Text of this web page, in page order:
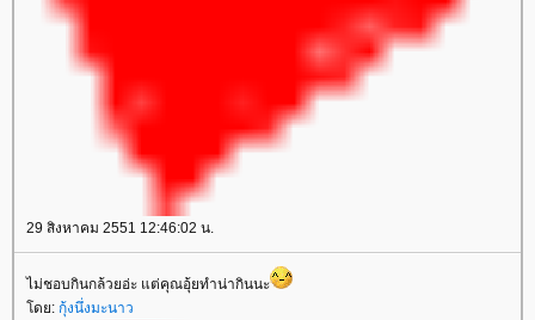
29 สิงหาคม 2551 12:46:02 น.
ไม่ชอบกินกล้วยอ่ะ แต่คุณอุ้ยทำน่ากินนะ
ดย: กุ้งนึ่งมะนาว